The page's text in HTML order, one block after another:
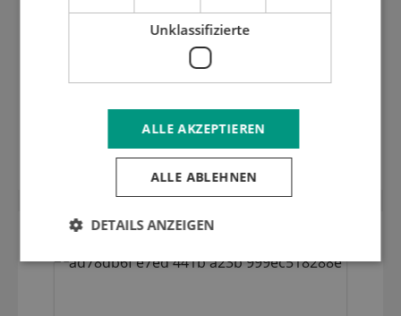
Unklassifizierte
ALLE AKZEPTIEREN
ALLE ABLEHNEN
DETAILS ANZEIGEN